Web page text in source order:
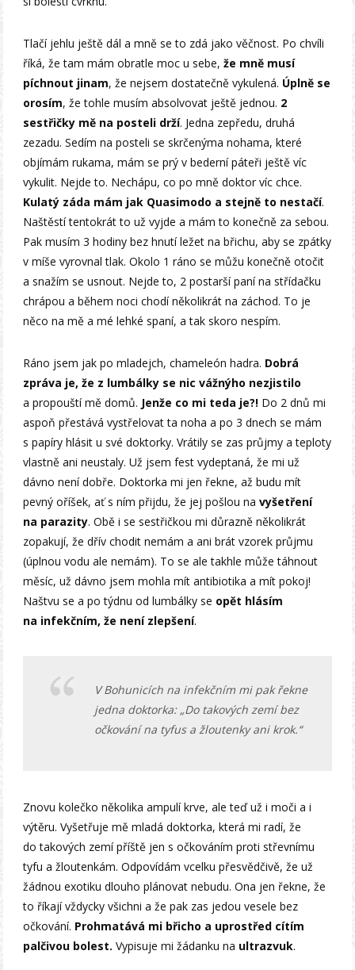
Tlačí jehlu ještě dál a mně se to zdá jako věčnost. Po chvíli
říká, že tam mám obratle moc u sebe,že mně musí
píchnout jinam, že nejsem dostatečně vykulená. Úplně se
orosím, že tohle musím absolvovat ještě jednou. 2
sestřičky mě na posteli drží. Jedna zepředu, druhá
zezadu. Sedím na posteli se skrčenýma nohama, které
objímám rukama, mám se prý v bederní páteři ještě víc
vykulit. Nejde to. Nechápu, co po mně doktor víc chce.
Kulatý záda mám jak Quasimodo a stejně to nestačí.
Naštěstí tentokrát to už vyjde a mám to konečně za sebou.
Pak musím 3 hodiny bez hnutí ležet na břichu, aby se zpátky
v míše vyrovnal tlak. Okolo 1 ráno se můžu konečně otočit
a snažím se usnout. Nejde to, 2 postarší paní na střídačku
chrápou a během noci chodí několikrát na záchod. To je
něco na mě a mé lehké spaní, a tak skoro nespím.
Ráno jsem jak po mladejch, chameleón hadra. Dobrá
zpráva je, že z lumbálky se nic vážnýho nezjistilo
a propouští mě domů. Jenže co mi teda je?! Do 2 dnů mi
aspoň přestává vystřelovat ta noha a po 3 dnech se mám
s papíry hlásit u své doktorky. Vrátily se zas průjmy a teploty
vlastně ani neustaly. Už jsem fest vydeptaná, že mi už
dávno není dobře. Doktorka mi jen řekne, až budu mít
pevný oříšek, ať s ním přijdu, že jej pošlou navyšetření
na parazity. Obě i se sestřičkou mi důrazně několikrát
zopakují, že dřív chodit nemám a ani brát vzorek průjmu
(úplnou vodu ale nemám). To se ale takhle může táhnout
měsíc, už dávno jsem mohla mít antibiotika a mít pokoj!
Naštvu se a po týdnu od lumbálky se opět hlásím
na infekčním, že není zlepšení.
V Bohunicích na infekčním mi pak řekne
jedna doktorka: „Do takových zemí bez
očkování na tyfus a žloutenky ani krok.“
Znovu kolečko několika ampulí krve, ale teď už i moči a i
výtěru. Vyšetřuje mě mladá doktorka, která mi radí, že
do takových zemí příště jen s očkováním proti střevnímu
tyfu a žloutenkám. Odpovídám vcelku přesvědčivě, že už
žádnou exotiku dlouho plánovat nebudu. Ona jen řekne, že
to říkají vždycky všichni a že pak zas jedou vesele bez
očkování. Prohmatává mi břicho a uprostřed cítím
palčivou bolest. Vypisuje mi žádanku na ultrazvuk.